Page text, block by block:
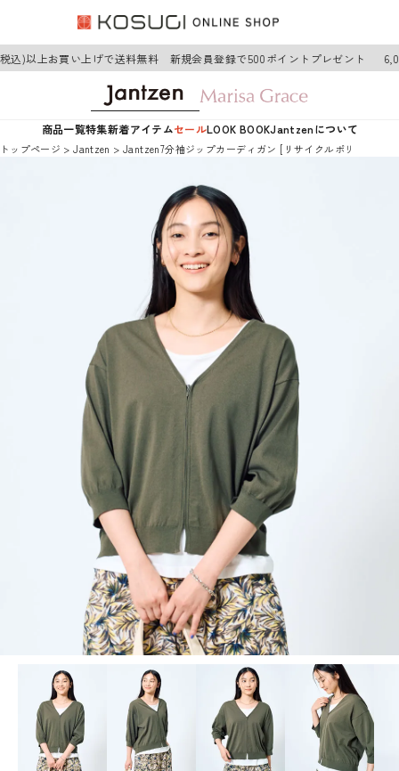
)以上お買い上げで送料無料 新規会員登録で500ポイントプレゼント
商品一覧特集新着アイテムセールLOOK BOOKJantzenについて
トップページ Jantzen Jantzen7分袖ジップカーディガン [リサイクルポリエステル]